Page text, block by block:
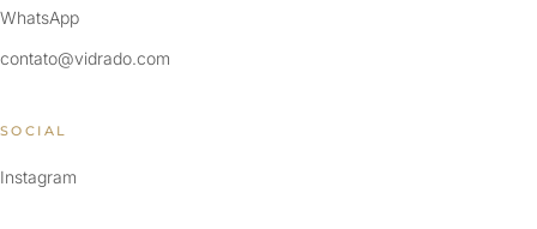
WhatsApp
contato@vidrado.com
SOCIAL
Instagram